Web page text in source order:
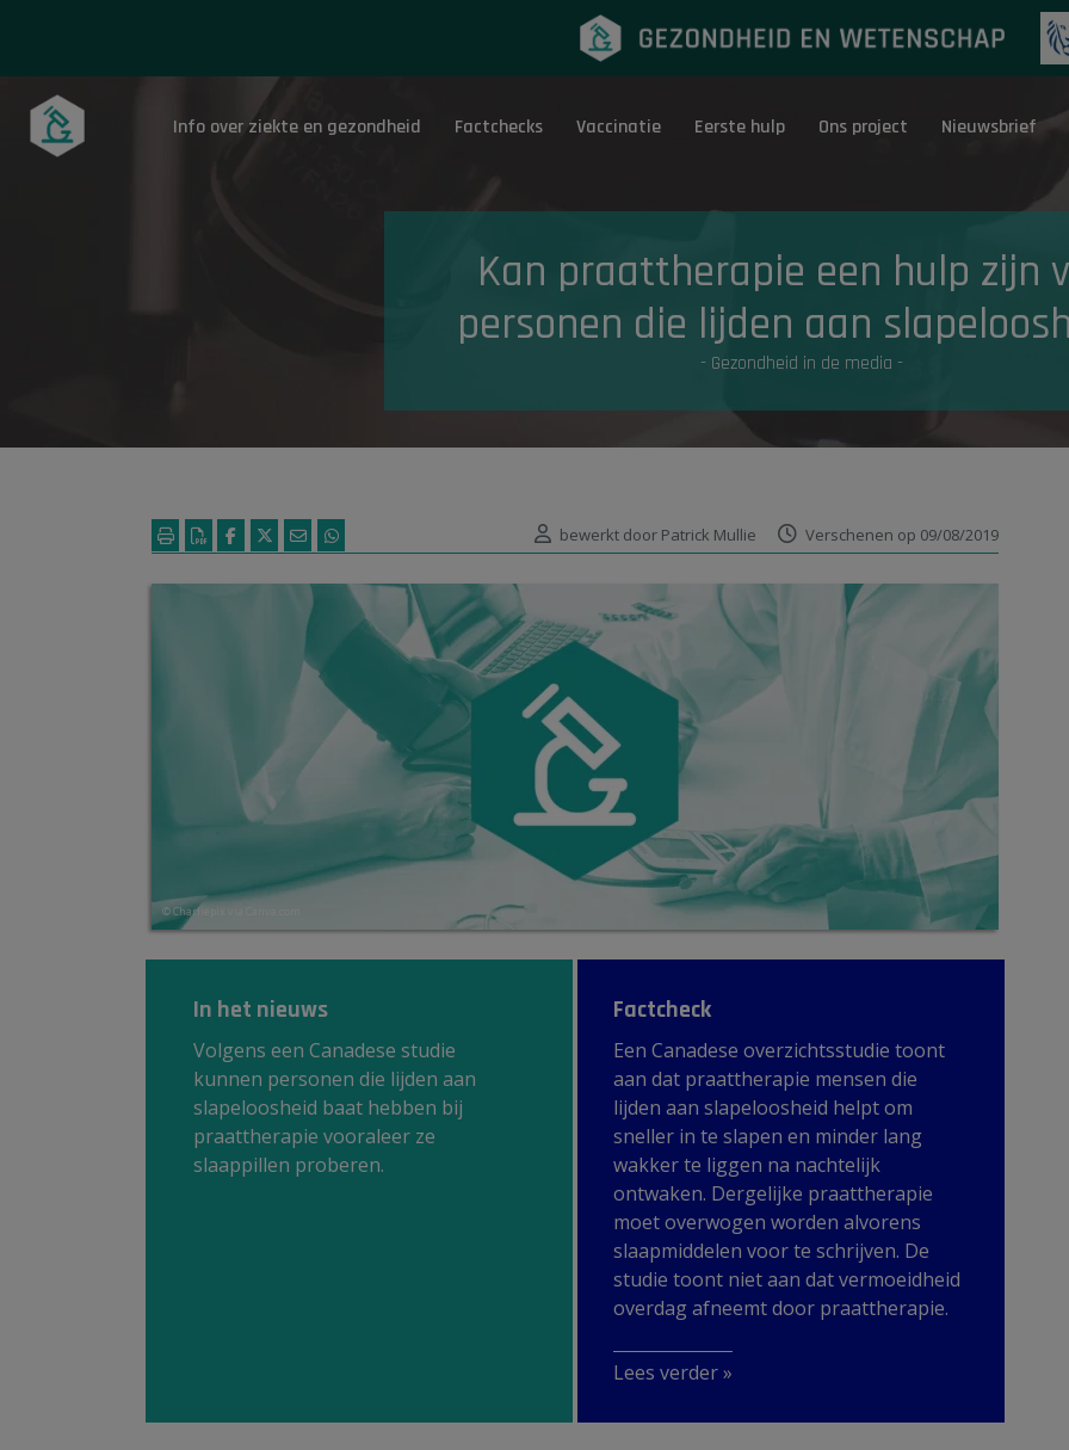
Onderwerpen Eerste hulp
Info over ziekte en gezondheid Factchecks Vaccinatie Eerste hulp Ons project Nieuwsbrief
Kan praattherapie een hulp zijn
personen die lijden aan
- Gezondheid in de media -
bewerkt door Patrick Mullie Verschenen op 09/08/2019
© Charliepix via Canva.com
In het nieuws
Volgens een Canadese studie
kunnen personen die lijden aan
slapeloosheid baat hebben bij
praattherapie vooraleer ze
slaappillen proberen.
Factcheck
Een Canadese overzichtsstudie toont
aan dat praattherapie mensen die
lijden aan slapeloosheid helpt om
sneller in te slapen en minder lang
wakker te liggen na nachtelijk
ontwaken. Dergelijke praattherapie
moet overwogen worden alvorens
slaapmiddelen voor te schrijven. De
studie toont niet aan dat vermoeidheid
overdag afneemt door praattherapie.
Lees verder »